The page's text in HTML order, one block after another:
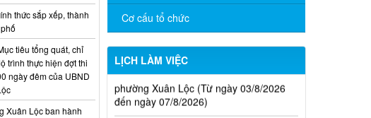
Cơ cấu tổ chức
LỊCH LÀM VIỆC
Thông báo Lịch làm việc của UBND
phường Xuân Lộc (Từ ngày 03/8/2026
đến ngày 07/8/2026)
Lịch tiếp công dân định kỳ của Chủ
thức sắp xếp, thành
tiêu tổng quát, chỉ
trình thực hiện đợt thi
ngày đêm của UBND
Xuân Lộc ban hành